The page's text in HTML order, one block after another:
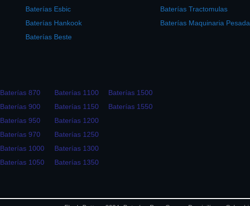
Baterías Esbic
Baterías Hankook
Baterías Beste
Baterías Tractomulas
Baterías Maquinaria Pesada
Baterías 870
Baterías 900
Baterías 950
Baterías 970
Baterías 1000
Baterías 1050
Baterías 1100
Baterías 1150
Baterías 1200
Baterías 1250
Baterías 1300
Baterías 1350
Baterías 1500
Baterías 1550